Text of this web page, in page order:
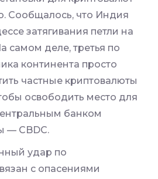
Сообщалось, что Индия
затягивания петли на
самом деле, третья по
континента просто
частные криптовалюты
освободить место для
банком
— CBDC.
удар по
с опасениями